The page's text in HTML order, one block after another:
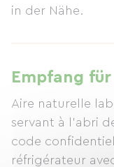
in der Nähe.
Empfang
Aire naturelle
servant à l'abri
code
réfrigérateur